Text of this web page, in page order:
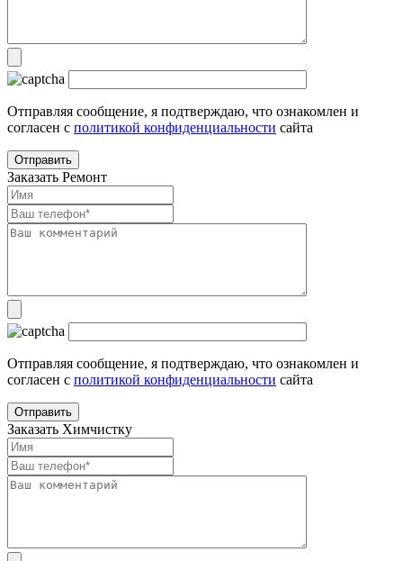
Отправляя сообщение, я подтверждаю, что ознакомлен и
согласен с политикой конфиденциальности сайта
Заказать Ремонт
Отправляя сообщение, я подтверждаю, что ознакомлен и
согласен с политикой конфиденциальности сайта
Заказать Химчистку